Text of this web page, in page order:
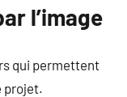
l’image
qui permettent
projet.